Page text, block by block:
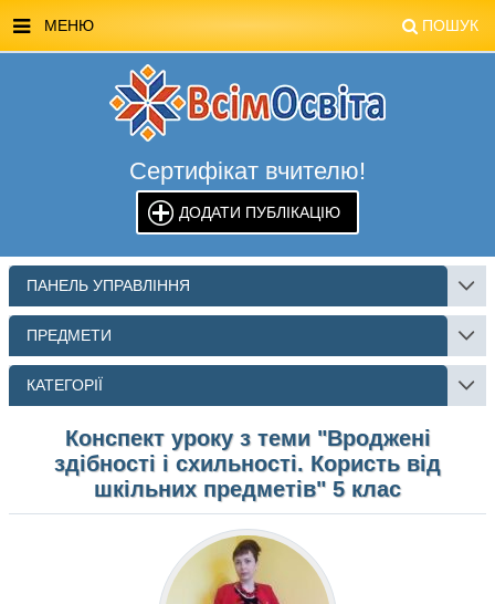
МЕНЮ ПОШУК
МАГАЗИН ВСІМОСВІТА
СТЕНДИ ВСІМОСВІТА
РЕКЛАМА НА САЙТІ
КОНТАКТИ
ПОШУК
Сертифікат вчителю!
ДОДАТИ ПУБЛІКАЦІЮ
ПАНЕЛЬ УПРАВЛІННЯ
ПРЕДМЕТИ
КАТЕГОРІЇ
Конспект уроку з теми "Вроджені
здібності і схильності. Користь від
шкільних предметів" 5 клас